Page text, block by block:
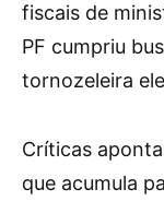
fiscais de
PF cumpriu
tornozeleira
Críticas
que acumula